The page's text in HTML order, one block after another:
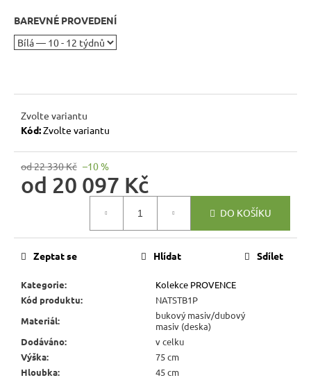
BAREVNÉ PROVEDENÍ
Zvolte variantu
Kód:Zvolte variantu
od 22 330 Kč –10 %
od 20 097 Kč
DO KOŠÍKU
Kategorie:
Kolekce PROVENCE
Kód produktu:
NATSTB1P
Materiál:
bukový masiv/dubový
masiv (deska)
Dodáváno:
v celku
Výška:
75 cm
Hloubka:
45 cm
Zeptat se Hlídat Sdílet
e
m
RUSTIKÁLNÍ
LAVICE
SWEET
HOME
S
ÚLOŽNÝM
PROSTOREM
Původně:
720